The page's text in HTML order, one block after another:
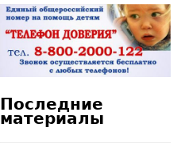
Последние
материалы